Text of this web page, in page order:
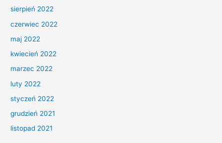
sierpień 2022
czerwiec 2022
maj 2022
kwiecień 2022
marzec 2022
luty 2022
styczeń 2022
grudzień 2021
listopad 2021